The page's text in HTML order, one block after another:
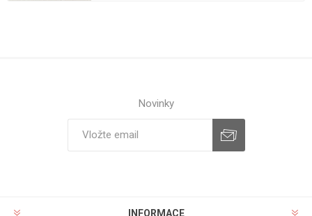
Novinky
INFORMACE